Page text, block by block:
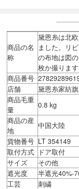
商品の名
称
黛恩糸は北
ました。リ
の布地は図
枚か撮ります
商品番号
店舗
黛恩糸家紡
商品毛重
量
0.8 kg
商品の産
地
中国大陸
貨物番号 LT 354149
取付方式
ドア取付
サイズ
その他
遮光度
半遮光40%-
工芸
刺繍